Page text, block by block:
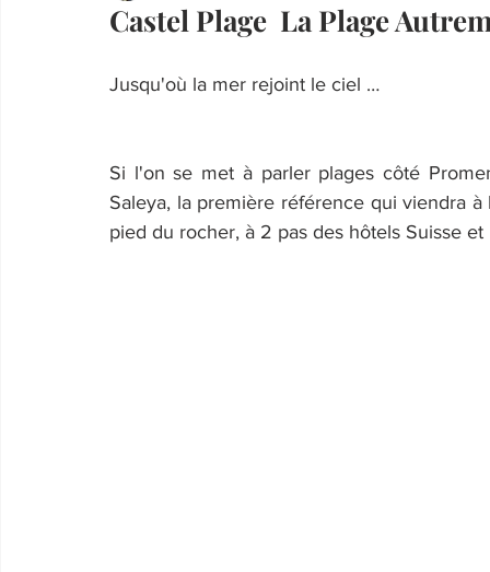
Castel Plage La Plage
Jusqu'où la mer rejoint le ciel …
Si l'on se met à parler plages côté
Saleya, la première référence qui viendra à
pied du rocher, à 2 pas des hôtels Suisse et